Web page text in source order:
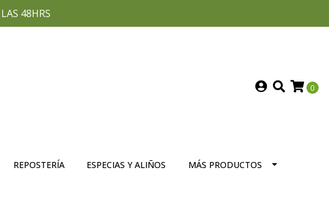
48HRS
0
REPOSTERÍA ESPECIAS Y ALIÑOS MÁS PRODUCTOS